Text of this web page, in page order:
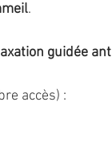
.
guidée
accès) :